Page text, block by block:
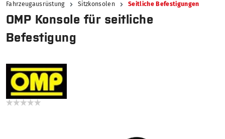
Fahrzeugausrüstung Sitzkonsolen Seitliche Befestigungen
OMP Konsole für seitliche
Befestigung